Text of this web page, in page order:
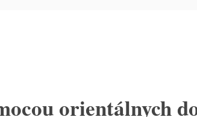
orientálnych